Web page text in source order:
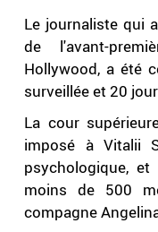
Le journaliste qui
de l'avant-
Hollywood, a été
surveillée et 20
La cour
imposé à Vitalii
psychologique,
moins de 500
compagne